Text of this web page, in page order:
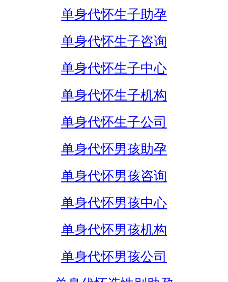
单身代怀生子助孕
单身代怀生子咨询
单身代怀生子中心
单身代怀生子机构
单身代怀生子公司
单身代怀男孩助孕
单身代怀男孩咨询
单身代怀男孩中心
单身代怀男孩机构
单身代怀男孩公司